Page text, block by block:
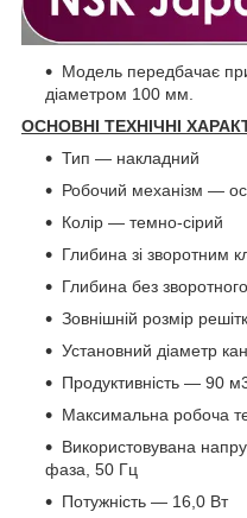
Модель передбачає
діаметром 100 мм.
ОСНОВНІ ТЕХНІЧНІ
Тип — накладний
Робочий механізм —
Колір — темно-сірий
Глибина зі
Глибина без
Зовнішній розмір
Установний діаметр
Продуктивність — 90
Максимальна робоча
Використовувана
фаза, 50 Гц
Потужність — 16,0 Вт